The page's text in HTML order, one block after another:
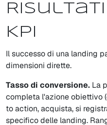
KPI
Il successo di una landing
dimensioni dirette.
Tasso di conversione. La
completa l'azione obiettivo
to action, acquista, si
specifico delle landing.